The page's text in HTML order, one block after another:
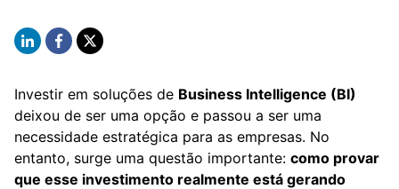
Investir em soluções de Business Intelligence (BI)
deixou de ser uma opção e passou a ser uma
necessidade estratégica para as empresas. No
entanto, surge uma questão importante: como provar
que esse investimento realmente está gerando